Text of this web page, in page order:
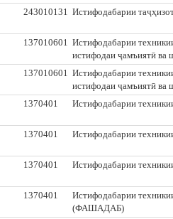
243010131 Истифодабарии
137010601 Истифодабарии
истифодаи ҷамъиятӣ ва
137010601 Истифодабарии
истифодаи ҷамъиятӣ ва
1370401 Истифодабарии
1370401 Истифодабарии
1370401 Истифодабарии
1370401
Истифодабарии
(ФАШАДАБ)